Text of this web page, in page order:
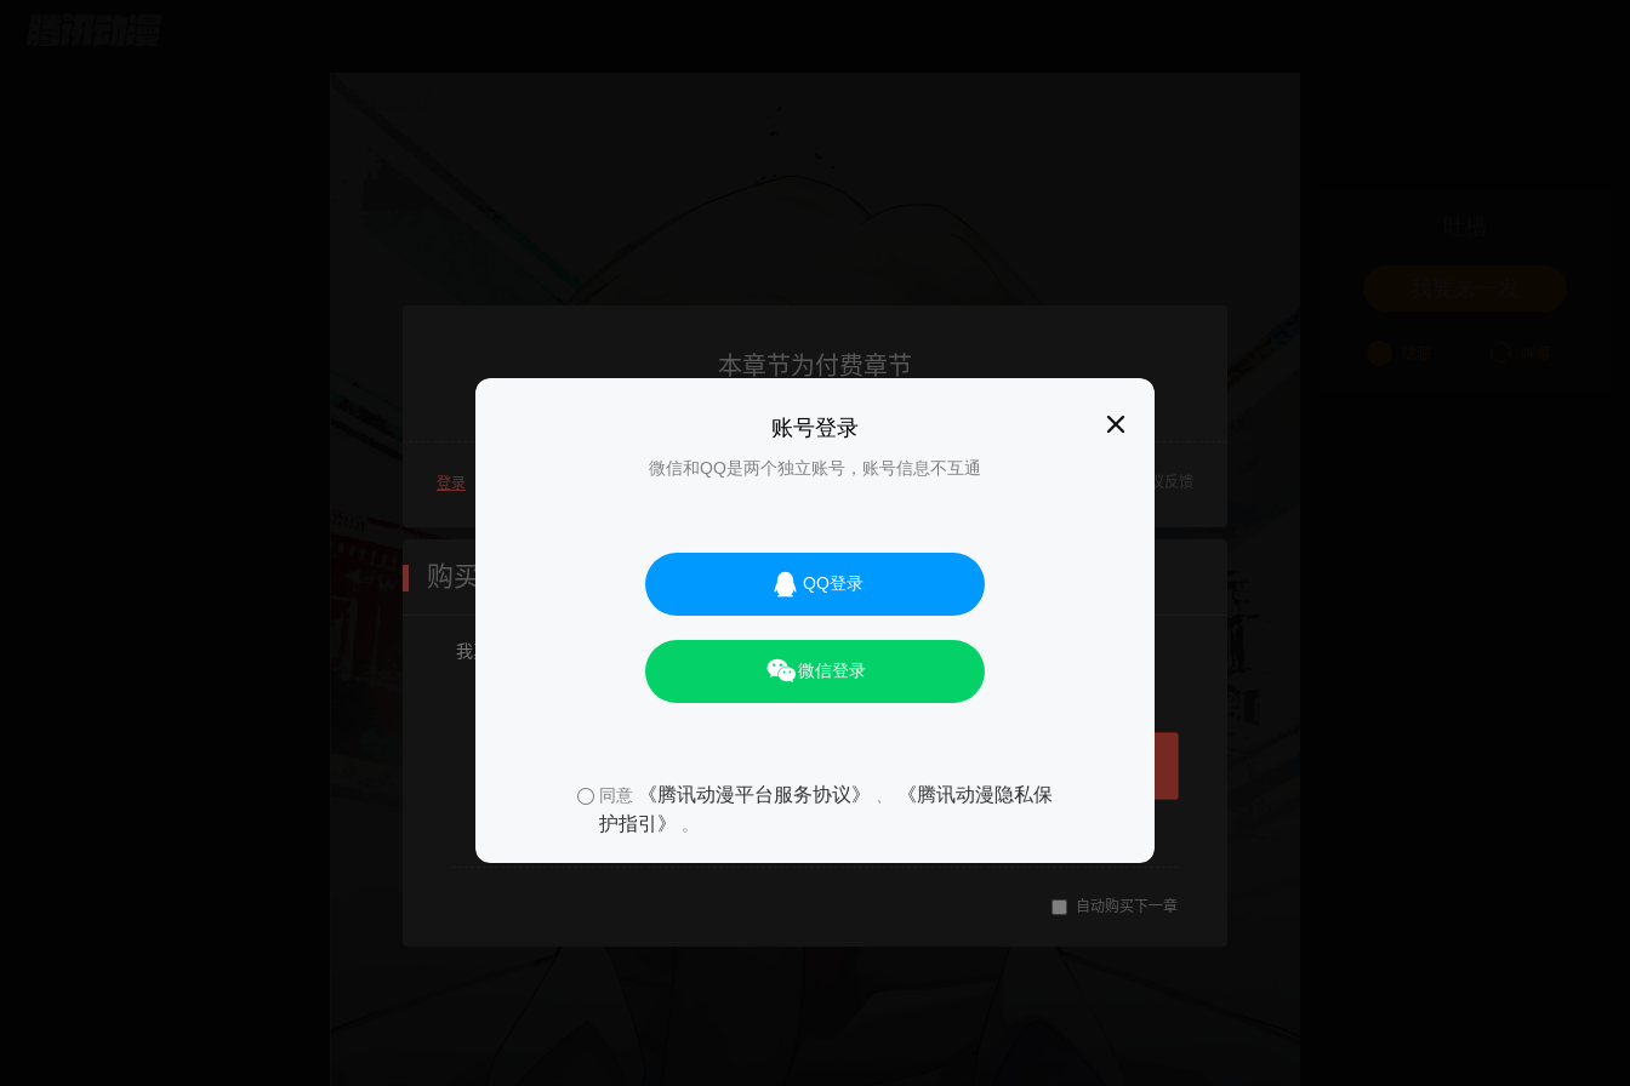
账号登录
微信和QQ是两个独立账号，账号信息不互通
QQ登录
微信登录
同意 《腾讯动漫平台服务协议》
《腾讯动漫隐私保
护指引》
。